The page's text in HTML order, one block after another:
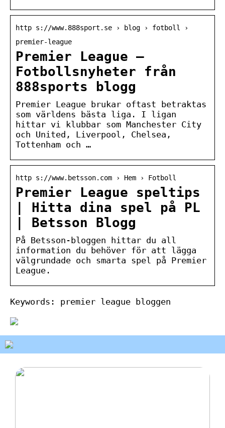
http s://www.888sport.se › blog › fotboll ›
premier-league
Premier League –
Fotbollsnyheter från
888sports blogg
Premier League brukar oftast betraktas
som världens bästa liga. I ligan
hittar vi klubbar som Manchester City
och United, Liverpool, Chelsea,
Tottenham och …
http s://www.betsson.com › Hem › Fotboll
Premier League speltips
| Hitta dina spel på PL
| Betsson Blogg
På Betsson-bloggen hittar du all
information du behöver för att lägga
välgrundade och smarta spel på Premier
League.
Keywords: premier league bloggen